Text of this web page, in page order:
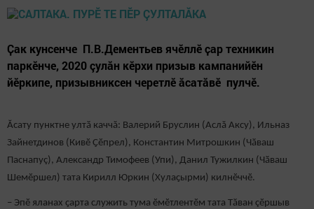
Ҫак кунсенче П.В.Дементьев ячӗллӗ ҫар техникин
паркӗнче, 2020 çулăн кӗрхи призыв кампанийӗн
йӗркипе, призывниксен черетлӗ ăсатăвӗ пулчӗ.
Ӑсату пунктне ултӑ каччă: Валерий Бруслин (Аслă Аксу), Ильназ
Зайнетдинов (Кивӗ Ҫӗпрел), Константин Митрошкин (Чӑваш
Паснапуç), Александр Тимофеев (Упи), Данил Тужилкин (Чӑваш
Шемӗршел) тата Кирилл Юркин (Хулаҫырми) килнӗччӗ.
– Эпӗ яланах ҫарта служить тума ӗмӗтлентӗм тата Тӑван çӗршыв